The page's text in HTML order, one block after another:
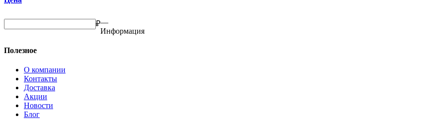
₽—
Информация
Полезное
О компании
Контакты
Доставка
Акции
Новости
Блог